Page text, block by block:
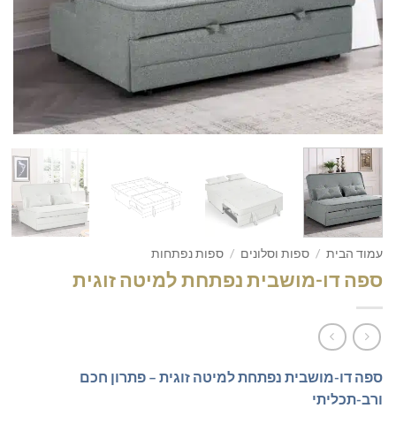
עמוד הבית / ספות וסלונים / ספות נפתחות
ספה דו-מושבית נפתחת למיטה זוגית
ספה דו-מושבית נפתחת למיטה זוגית – פתרון חכם
ורב-תכליתי